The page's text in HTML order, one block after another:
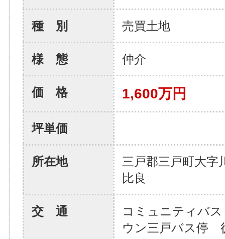
種 別 売買土地
様 態 仲介
価 格 1,600万円
坪単価
所在地
三戸郡三戸町大字
比良
交 通
コミュニティバ
ウン三戸バス停